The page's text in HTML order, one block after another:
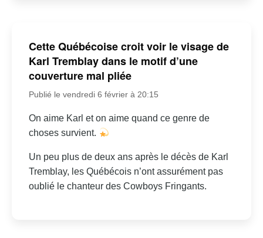
Cette Québécoise croit voir le visage de
Karl Tremblay dans le motif d’une
couverture mal pliée
Publié le vendredi 6 février à 20:15
On aime Karl et on aime quand ce genre de
choses survient.
Un peu plus de deux ans après le décès de Karl
Tremblay, les Québécois n’ont assurément pas
oublié le chanteur des Cowboys Fringants.